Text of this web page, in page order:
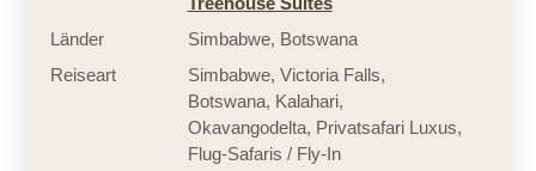
Länder
Simbabwe, Botswana
Reiseart
Simbabwe, Victoria Falls,
Botswana, Kalahari,
Okavangodelta, Privatsafari Luxus,
Flug-Safaris / Fly-In